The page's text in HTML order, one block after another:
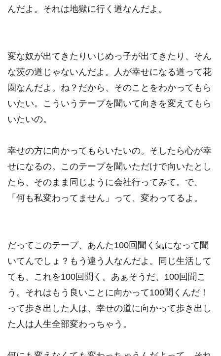
んだよ。それは地獄に行く道なんだよ。
変な奴が出てきたりいじめっ子が出てきたり、そん
な茨の道じゃないんだよ。人が幸せになる道って花
園なんだよ。ね？だから、そのことをわかってもら
いたい。こういうテープを聞いて向きを変えてもら
いたいの。
幸せの方に向かってもらいたいの。そしたら心が幸
せになるの。このテープを聞いただけで向いたとし
たら、そのまま同じように会社行ってみて。で、
「何も私変わってません」って、変わってるよ。
だってこのテープ、あんた100回聞く気になって聞
いてんでしょ？もう違う人なんだよ。同じ生活して
ても、これを100回聞く。あぁそうだ、100回聞こ
う。それはもう良いことに向かって100聞くんだ！
って歩き出した人は、幸せの道に向かって歩き出し
た人は人生全部変わっちゃう。